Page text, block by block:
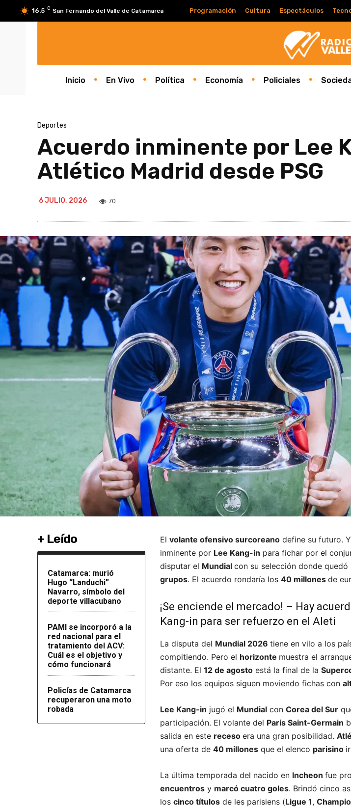
16.5 C San Fernando del Valle de Catamarca Programación Cultura Espectáculos
Inicio En Vivo Política Economía Policiales
Deportes
Acuerdo inminente por Lee
Atlético Madrid desde PSG
6 JULIO, 2026 70
+ Leído
Catamarca: murió
Hugo “Landuchi”
Navarro, símbolo del
deporte villacubano
PAMI se incorporó a la
red nacional para el
tratamiento del ACV:
Cuál es el objetivo y
cómo funcionará
Policías de Catamarca
recuperaron una moto
robada
El volante ofensivo surcoreano define su futuro.
inminente por Lee Kang-in para fichar por el
disputar el Mundial con su selección donde quedó
grupos. El acuerdo rondaría los 40 millones de
¡Se enciende el mercado! – Hay
Kang-in para ser refuerzo en el Aleti
La disputa del Mundial 2026 tiene en vilo a los
compitiendo. Pero el horizonte muestra el
distante. El 12 de agosto está la final de la
Por eso los equipos siguen moviendo fichas con
Lee Kang-in jugó el Mundial con Corea del Sur
participación. El volante del Paris Saint-Germain
salida en este receso era una gran posibilidad.
una oferta de 40 millones que el elenco parisino
La última temporada del nacido en Incheon fue
encuentros y marcó cuatro goles. Brindó cinco
los cinco títulos de les parisiens (Ligue 1,